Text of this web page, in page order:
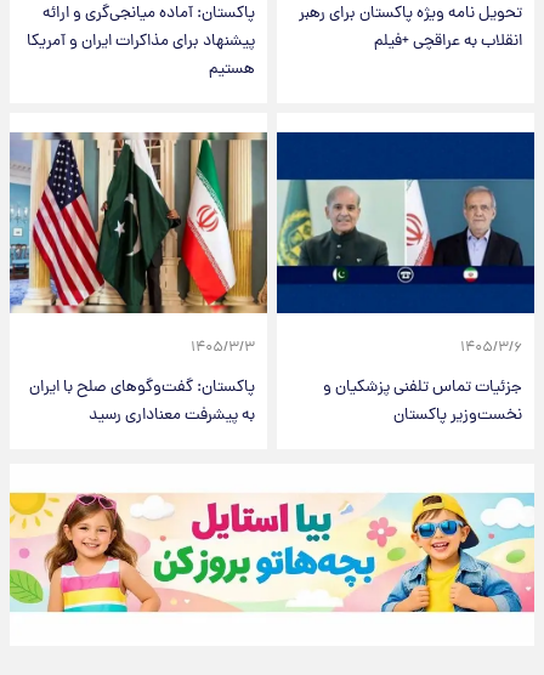
تحویل نامه ویژه پاکستان برای رهبر
انقلاب به عراقچی +فیلم
پاکستان: آماده میانجی‌گری و ارائه
پیشنهاد برای مذاکرات ایران و آمریکا
هستیم
۱۴۰۵/۳/۶
جزئیات تماس تلفنی پزشکیان و
نخست‌وزیر پاکستان
۱۴۰۵/۳/۳
پاکستان: گفت‌وگوهای صلح با ایران
به پیشرفت معناداری رسید